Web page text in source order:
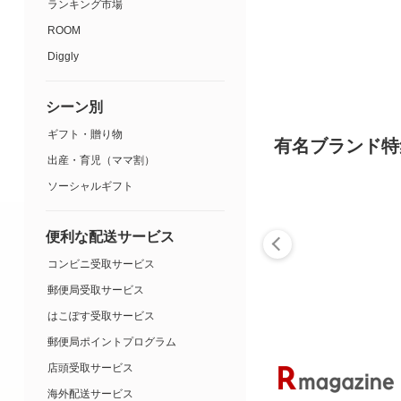
有名ブランド
ランキング市場
ROOM
Diggly
シーン別
ギフト・贈り物
出産・育児（ママ割）
ソーシャルギフト
便利な配送サービス
コンビニ受取サービス
郵便局受取サービス
はこぽす受取サービス
郵便局ポイントプログラム
店頭受取サービス
海外配送サービス